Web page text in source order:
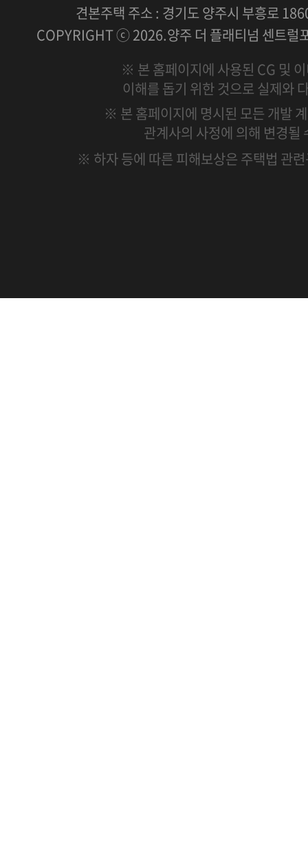
견본주택 주소 : 경기도 양주시 부흥로
COPYRIGHT ⓒ 2026.양주 더 플래티넘 센트럴
※ 본 홈페이지에 사용된 CG 및
이해를 돕기 위한 것으로 실제와
※ 본 홈페이지에 명시된 모든 개발
관계사의 사정에 의해 변경될
※ 하자 등에 따른 피해보상은 주택법 관